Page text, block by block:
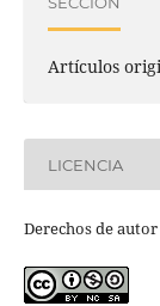
Artículos
LICENCIA
Derechos de